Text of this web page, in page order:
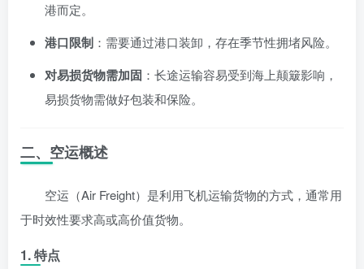
港而定。
港口限制 ：需要通过港口装卸，存在季节性拥堵风险。
对易损货物需加固 ：长途运输容易受到海上颠簸影响，
易损货物需做好包装和保险。
二、空运概述
空运（Air Freight）是利用飞机运输货物的方式，通常用
于时效性要求高或高价值货物。
1. 特点